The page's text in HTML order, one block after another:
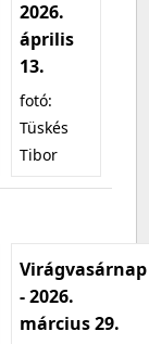
2026.
április
13.
fotó:
Tüskés
Tibor
Virágvasárnap
- 2026.
március 29.